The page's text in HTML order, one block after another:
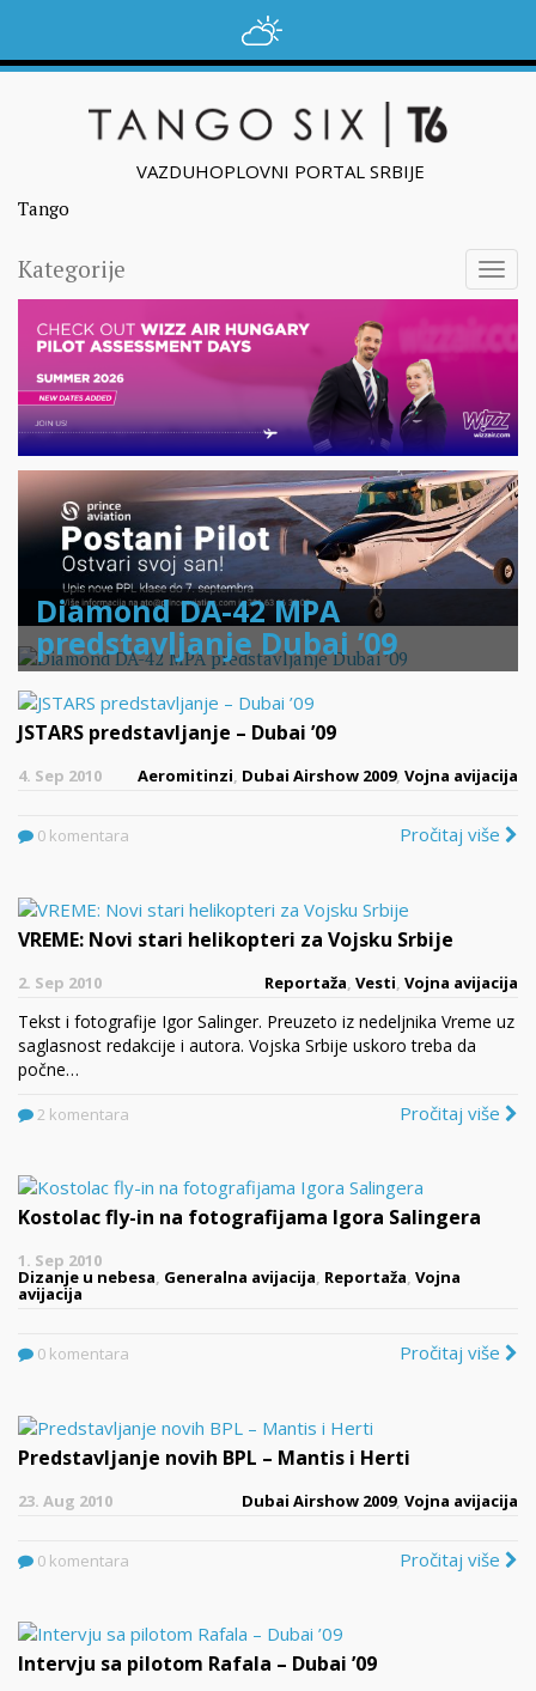
VAZDUHOPLOVNI PORTAL SRBIJE
Tango
Kategorije
Diamond DA-42 MPA
predstavljanje Dubai ’09
JSTARS predstavljanje – Dubai ’09
4. Sep 2010 Aeromitinzi, Dubai Airshow 2009, Vojna avijacija
0 komentara Pročitaj više
VREME: Novi stari helikopteri za Vojsku Srbije
2. Sep 2010 Reportaža, Vesti, Vojna avijacija
Tekst i fotografije Igor Salinger. Preuzeto iz nedeljnika Vreme uz
saglasnost redakcije i autora. Vojska Srbije uskoro treba da
počne…
2 komentara Pročitaj više
Kostolac fly-in na fotografijama Igora Salingera
1. Sep 2010
Dizanje u nebesa, Generalna avijacija, Reportaža, Vojna
avijacija
0 komentara Pročitaj više
Predstavljanje novih BPL – Mantis i Herti
23. Aug 2010 Dubai Airshow 2009, Vojna avijacija
0 komentara Pročitaj više
Intervju sa pilotom Rafala – Dubai ’09